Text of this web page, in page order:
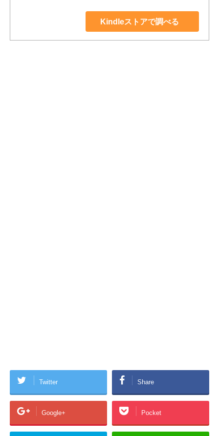
Kindleストアで調べる
Twitter Share
Google+ Pocket